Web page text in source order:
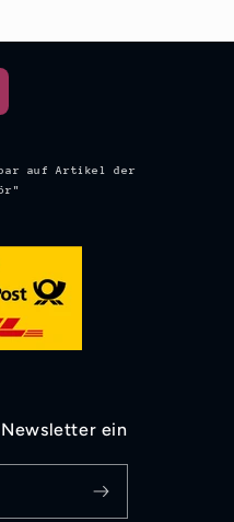
auf Artikel der
ein